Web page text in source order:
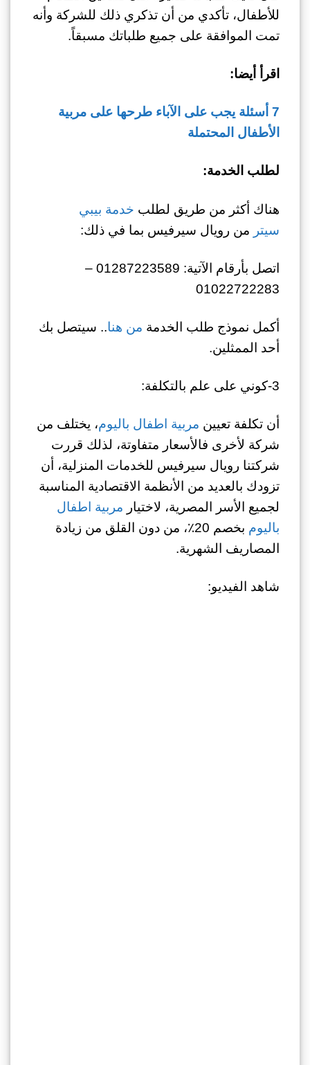
للأطفال، تأكدي من أن تذكري ذلك للشركة وأنه
تمت الموافقة على جميع طلباتك مسبقاً.
اقرأ أيضا:
7 أسئلة يجب على الآباء طرحها على مربية
الأطفال المحتملة
لطلب الخدمة:
هناك أكثر من طريق لطلب خدمة بيبي
سيتر من رويال سيرفيس بما في ذلك:
اتصل بأرقام الآتية: 01287223589 –
01022722283
أكمل نموذج طلب الخدمة من هنا.. سيتصل بك
أحد الممثلين.
3-كوني على علم بالتكلفة:
أن تكلفة تعيين مربية اطفال باليوم، يختلف من
شركة لأخرى فالأسعار متفاوتة، لذلك قررت
شركتنا رويال سيرفيس للخدمات المنزلية، أن
تزودك بالعديد من الأنظمة الاقتصادية المناسبة
لجميع الأسر المصرية، لاختيار مربية اطفال
باليوم
بخصم 20٪، من دون القلق من زيادة
المصاريف الشهرية.
شاهد الفيديو: